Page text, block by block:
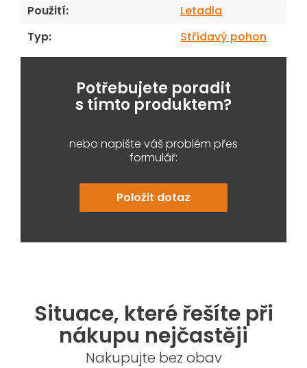
Použití:
Letadla
Typ: Střídavý pohon
Potřebujete poradit
s tímto produktem?
nebo napište váš problém přes
formulář:
Položit dotaz
Situace, které řešíte při
nákupu nejčastěji
Nakupujte bez obav